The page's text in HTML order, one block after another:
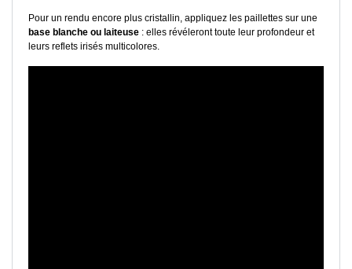
Pour un rendu encore plus cristallin, appliquez les paillettes sur une
base blanche ou laiteuse : elles révéleront toute leur profondeur et
leurs reflets irisés multicolores.